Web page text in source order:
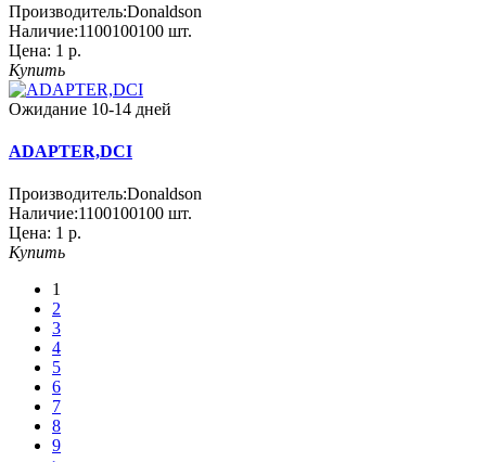
Производитель:Donaldson
Наличие:1100100100 шт.
Цена: 1 р.
Купить
Ожидание 10-14 дней
ADAPTER,DCI
Производитель:Donaldson
Наличие:1100100100 шт.
Цена: 1 р.
Купить
1
2
3
4
5
6
7
8
9